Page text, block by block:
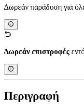
Δωρεάν παράδοση για
Δωρεάν επιστροφές
Περιγραφή